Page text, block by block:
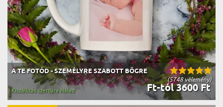
(5748 vélemény)
A TE FOTÓD - SZEMÉLYRE SZABOTT BÖGRE
Ft-tól 3600 Ft
Kiszállítás szerdára Nálad